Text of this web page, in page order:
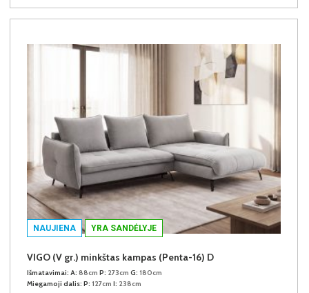
NAUJIENA YRA SANDĖLYJE
VIGO (V gr.) minkštas kampas (Penta-16) D
Išmatavimai: A: 88cm P: 273cm G: 180cm
Miegamoji dalis: P: 127cm I: 238cm